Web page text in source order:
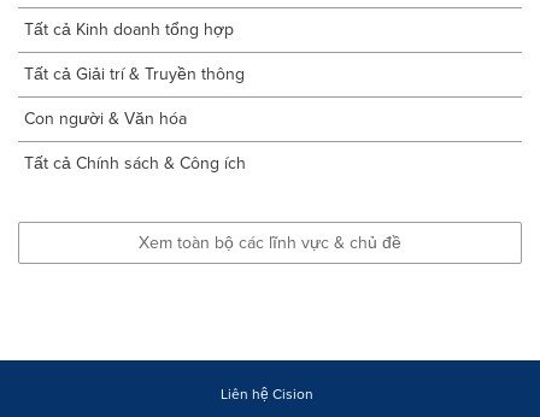
Tất cả Kinh doanh tổng hợp
Tất cả Giải trí & Truyền thông
Con người & Văn hóa
Tất cả Chính sách & Công ích
Xem toàn bộ các lĩnh vực & chủ đề
Liên hệ Cision